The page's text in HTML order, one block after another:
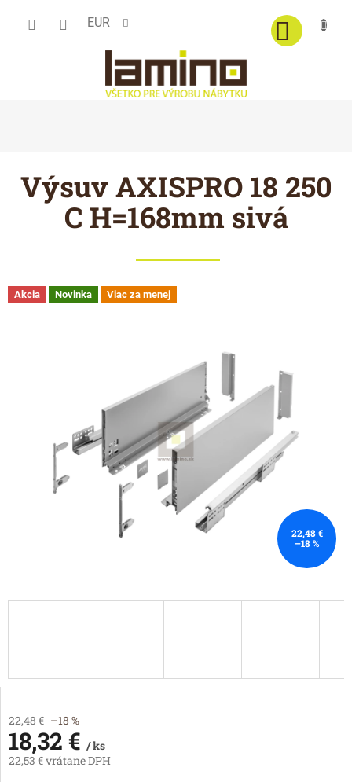
EUR
Výsuv AXISPRO 18 250
C H=168mm sivá
Akcia Novinka Viac za menej
22,48 €
–18 %
22,48 € –18 %
18,32 € / ks
22,53 € vrátane DPH